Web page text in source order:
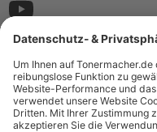
¹ Nur gültig für den Versand
von mindestens 35€ (inkl. Mwst.)
Versand für Sie kostenfrei.